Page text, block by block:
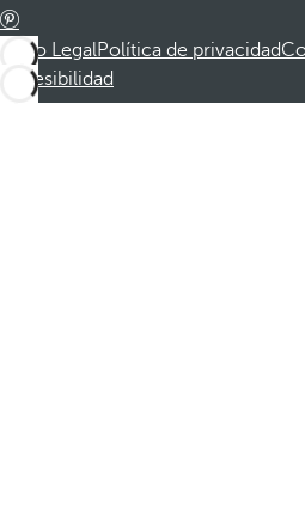
Aviso LegalPolítica de privacidad
Accesibilidad